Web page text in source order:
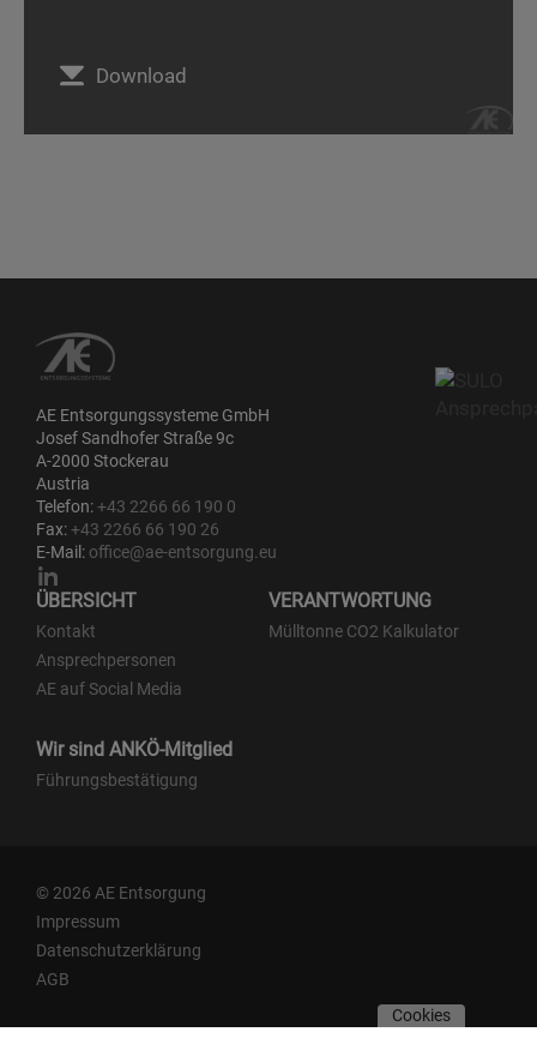
Download
AE Entsorgungssysteme GmbH
Josef Sandhofer Straße 9c
A-2000 Stockerau
Austria
Telefon:+43 2266 66 190 0
Fax:+43 2266 66 190 26
E-Mail: office@ae-entsorgung.eu
ÜBERSICHT
Kontakt
Ansprechpersonen
AE auf Social Media
VERANTWORTUNG
Mülltonne CO2 Kalkulator
Wir sind ANKÖ-Mitglied
Führungsbestätigung
© 2026 AE Entsorgung
Impressum
Datenschutzerklärung
AGB
Cookies